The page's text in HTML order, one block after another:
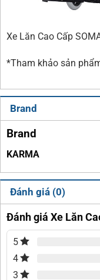
Xe Lăn Cao Cấp
*Tham khảo sản
Brand
Brand
KARMA
Đánh giá (0)
Đánh giá Xe Lăn
5
4
3